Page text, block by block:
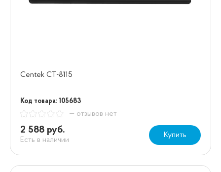
Centek СТ-8115
Код товара: 105683
— отзывов нет
2 588 руб.
Есть в наличии
Купить